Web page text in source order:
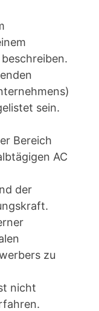
sein.
Bereich
AC
der
zu
nicht